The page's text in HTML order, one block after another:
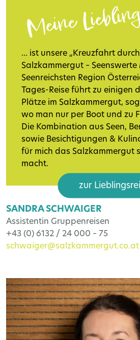
Meine
... ist unsere „Kreuzfahrt
Salzkammergut –
Seenreichsten Region
Tages-Reise führt zu einigen
Plätze im Salzkammergut,
wo man nur per Boot und zu
Die Kombination aus Seen,
sowie Besichtigungen &
für mich das Salzkammergut
macht.
zur
SANDRA SCHWAIGER
Assistentin Gruppenreisen
+43 (0) 6132 / 24 000 – 75
schwaiger@salzkammergut.co.at